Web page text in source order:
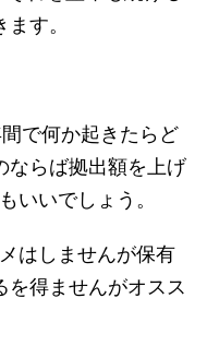
す。
で何か起きたらど
ならば拠出額を上げ
いいでしょう。
はしませんが保有
を得ませんがオスス